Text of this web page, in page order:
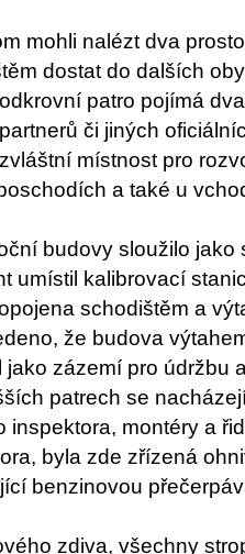
mohli nalézt dva
dostat do dalších
patro pojímá
či jiných
místnost pro
a také u
budovy sloužilo
umístil kalibrovací
schodištěm a
že budova
jako zázemí pro údržbu
patrech se
inspektora, montéry a
byla zde zřízená
benzinovou
zdiva, všechny